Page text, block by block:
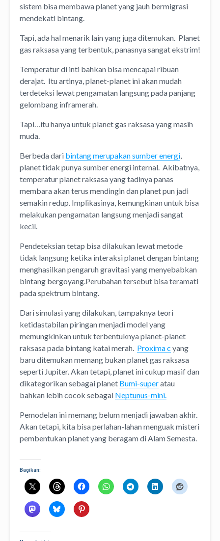
sistem bisa membawa planet yang jauh bermigrasi
mendekati bintang.
Tapi, ada hal menarik lain yang juga ditemukan. Planet
gas raksasa yang terbentuk, panasnya sangat ekstrim!
Temperatur di inti bahkan bisa mencapai ribuan
derajat. Itu artinya, planet-planet ini akan mudah
terdeteksi lewat pengamatan langsung pada panjang
gelombang inframerah.
Tapi…itu hanya untuk planet gas raksasa yang masih
muda.
Berbeda dari bintang merupakan sumber energi
planet tidak punya sumber energi internal. Akibatnya,
temperatur planet raksasa yang tadinya panas
membara akan terus mendingin dan planet pun jadi
semakin redup. Implikasinya, kemungkinan untuk bisa
melakukan pengamatan langsung menjadi sangat
kecil.
Pendeteksian tetap bisa dilakukan lewat metode
tidak langsung ketika interaksi planet dengan bintang
menghasilkan pengaruh gravitasi yang menyebabkan
bintang bergoyang.Perubahan tersebut bisa teramati
pada spektrum bintang.
Dari simulasi yang dilakukan, tampaknya teori
ketidastabilan piringan menjadi model yang
memungkinkan untuk terbentuknya planet-planet
raksasa pada bintang katai merah. Proxima c yang
baru ditemukan memang bukan planet gas raksasa
seperti Jupiter. Akan tetapi, planet ini cukup masif dan
dikategorikan sebagai planet Bumi-superatau
bahkan lebih cocok sebagai Neptunus-mini.
Pemodelan ini memang belum menjadi jawaban akhir.
Akan tetapi, kita bisa perlahan-lahan menguak misteri
pembentukan planet yang beragam di Alam Semesta.
Bagikan: